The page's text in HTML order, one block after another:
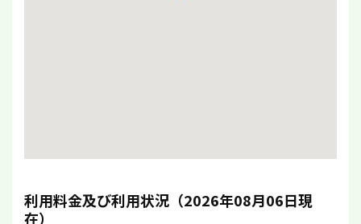
利用料金及び利用状況（2026年08月06日現
在）